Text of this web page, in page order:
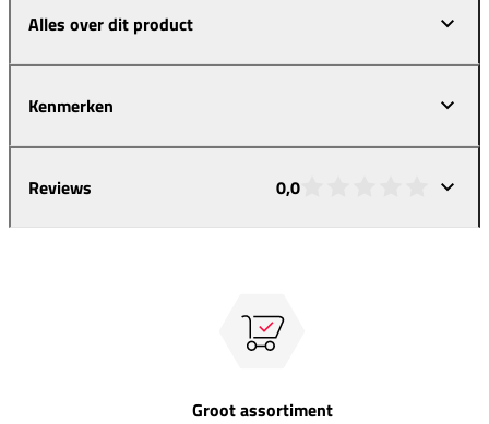
Alles over dit product
Kenmerken
Reviews 0,0
Groot assortiment